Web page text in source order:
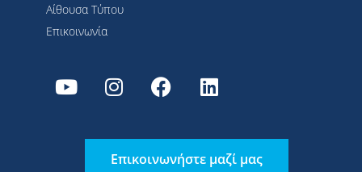
Αίθουσα Τύπου
Επικοινωνία
Επικοινωνήστε μαζί μας